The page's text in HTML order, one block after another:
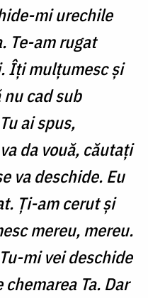
mi urechile
Te-am rugat
Îți mulțumesc și
cad sub
ai spus,
da vouă, căutați
va deschide. Eu
Ți-am cerut și
mereu, mereu.
mi vei deschide
Ta. Dar